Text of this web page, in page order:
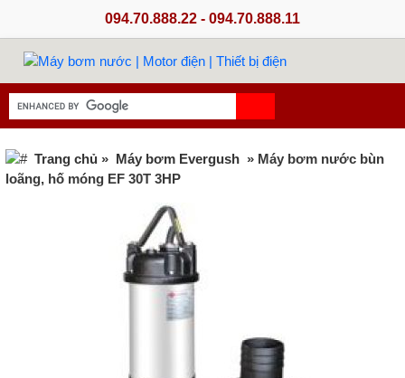
094.70.888.22 - 094.70.888.11
Trang chủ » Máy bơm Evergush » Máy bơm nước bùn
loãng, hố móng EF 30T 3HP